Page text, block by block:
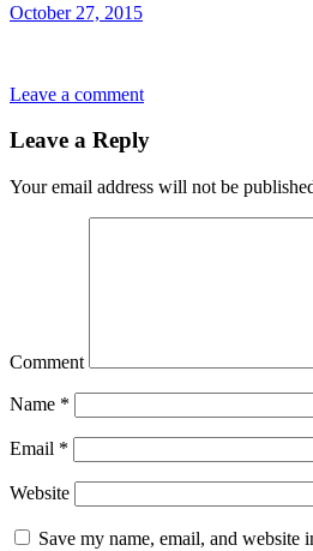
October 27, 2015
Leave a comment
Leave a Reply
Your email address will not be
Comment
Name *
Email *
Website
Save my name, email, and website